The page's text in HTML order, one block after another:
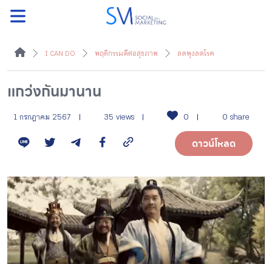
ค้นหา
หน้าแรกแคมเปญ
บทความแคมเปญ
สื่อของแคมเปญ
I CAN DO พฤติกรรมดีต่อสุขภาพ ลดพุงลดโรค
แกว่งกันมานาน
1 กรกฎาคม 2567 35 views 0 0 share
ดาวน์โหลด